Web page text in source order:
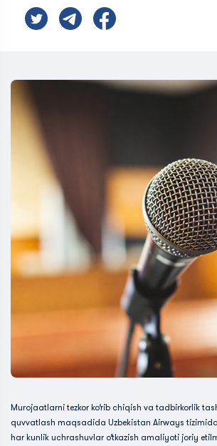
Murojaatlarni tezkor ko‘rib chiqish va tadbirkorlik
quvvatlash maqsadida Uzbekistan Airways
har kunlik uchrashuvlar o‘tkazish amaliyoti joriy